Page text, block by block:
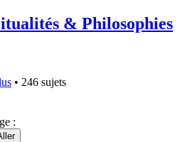
& Philosophies
• 246 sujets
: